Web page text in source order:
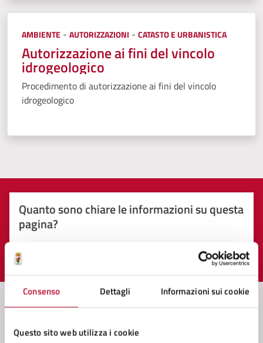
Consenso Dettagli Informazioni sui cookie
Questo sito web utilizza i cookie
Categoria:
AMBIENTE - AUTORIZZAZIONI - CATASTO E URBANISTICA
Autorizzazione ai fini del vincolo
idrogeologico
Procedimento di autorizzazione ai fini del vincolo
idrogeologico
Quanto sono chiare le informazioni su questa
pagina?
Valuta 1 stelle su 5
Contatta il comune